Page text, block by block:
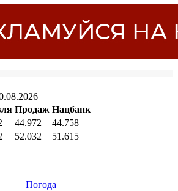
Погода